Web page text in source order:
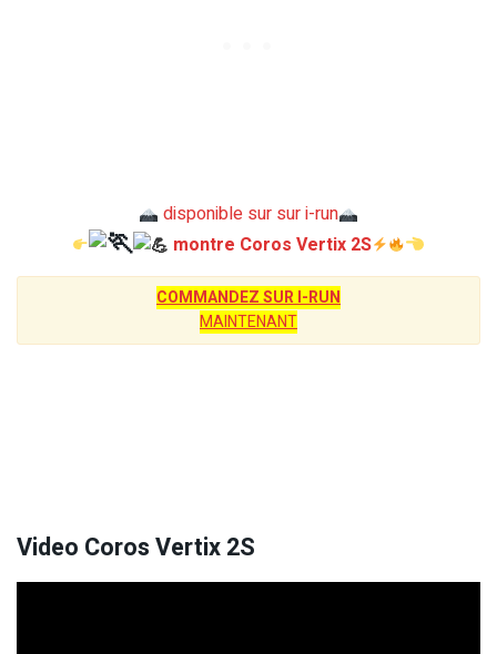
disponible sur sur i-run
montre Coros Vertix 2S
COMMANDEZ SUR I-RUN
MAINTENANT
Video Coros Vertix 2S